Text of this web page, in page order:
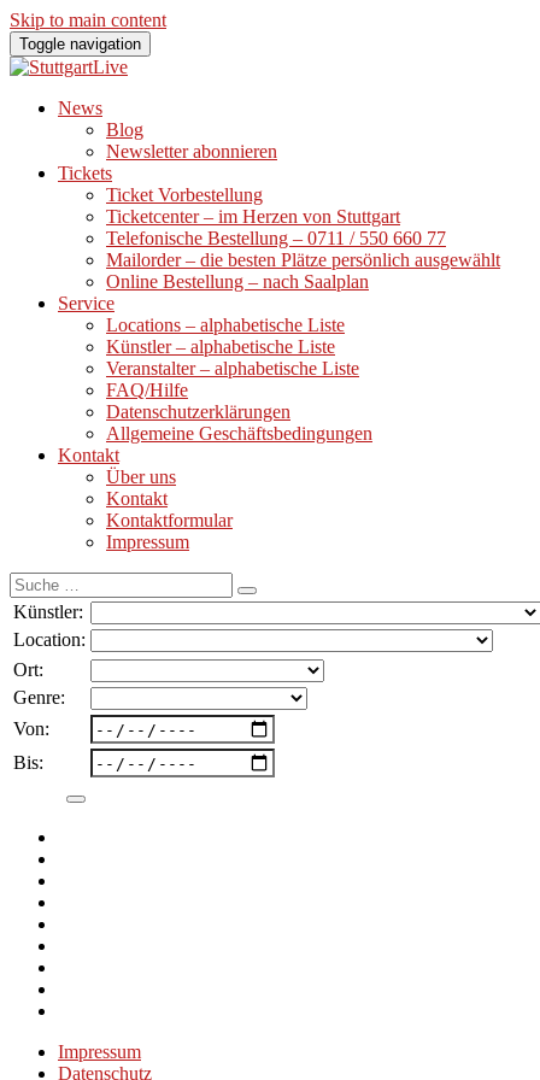
Skip to main content
Toggle navigation
News
Blog
Newsletter abonnieren
Tickets
Ticket Vorbestellung
Ticketcenter – im Herzen von Stuttgart
Telefonische Bestellung – 0711 / 550 660 77
Mailorder – die besten Plätze persönlich ausgewählt
Online Bestellung – nach Saalplan
Service
Locations – alphabetische Liste
Künstler – alphabetische Liste
Veranstalter – alphabetische Liste
FAQ/Hilfe
Datenschutzerklärungen
Allgemeine Geschäftsbedingungen
Kontakt
Über uns
Kontakt
Kontaktformular
Impressum
Suche
nach:
Künstler:
Location:
Ort:
Genre:
Von:
Bis:
Impressum
Datenschutz